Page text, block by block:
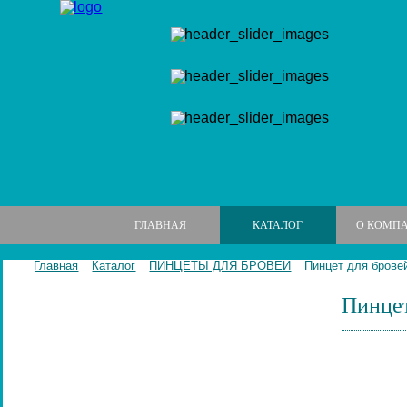
ГЛАВНАЯ КАТАЛОГ О
Главная Каталог ПИНЦЕТЫ ДЛЯ БРОВЕЙ Пинцет для